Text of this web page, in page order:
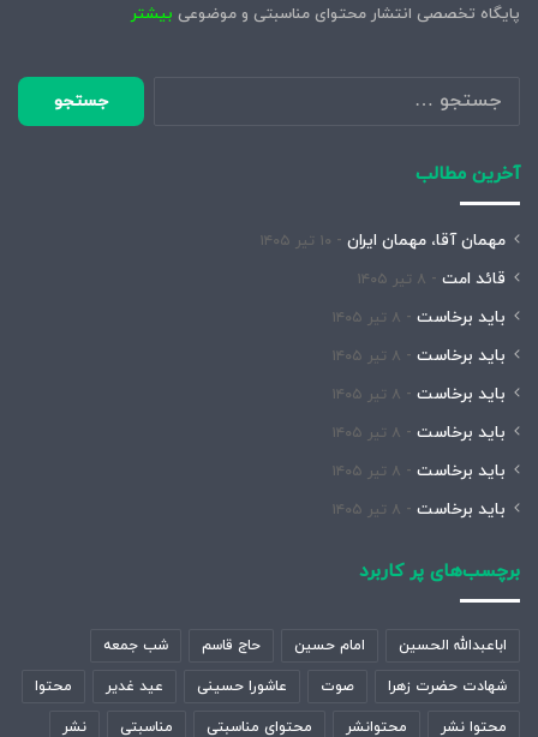
پایگاه تخصصی انتشار محتوای مناسبتی و موضوعی بیشتر
جستجو
برای:
آخرین مطالب
مهمان آقا، مهمان ایران ۱۰ تیر ۱۴۰۵
قائد امت ۸ تیر ۱۴۰۵
باید برخاست ۸ تیر ۱۴۰۵
باید برخاست ۸ تیر ۱۴۰۵
باید برخاست ۸ تیر ۱۴۰۵
باید برخاست ۸ تیر ۱۴۰۵
باید برخاست ۸ تیر ۱۴۰۵
باید برخاست ۸ تیر ۱۴۰۵
برچسب‌های پر کاربرد
اباعبدالله الحسین امام حسین حاج قاسم شب جمعه
شهادت حضرت زهرا صوت عاشورا حسینی عید غدیر محتوا
محتوا نشر محتوانشر محتوای مناسبتی مناسبتی نشر